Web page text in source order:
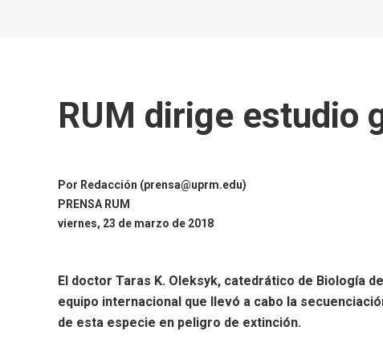
RUM dirige estudio
Por Redacción (prensa@uprm.edu)
PRENSA RUM
viernes, 23 de marzo de 2018
El doctor Taras K. Oleksyk, catedrático de Biología
equipo internacional que llevó a cabo la
de esta especie en peligro de extinción.